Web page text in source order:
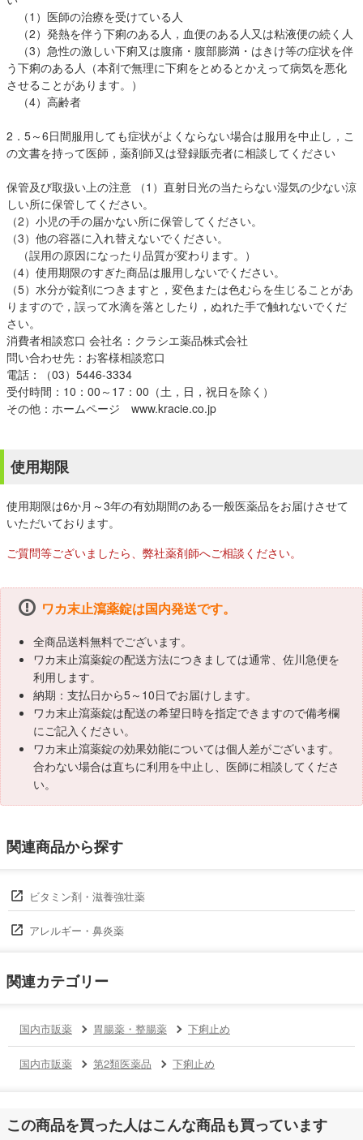
（1）医師の治療を受けている人
（2）発熱を伴う下痢のある人，血便のある人又は粘液便の続く人
（3）急性の激しい下痢又は腹痛・腹部膨満・はきけ等の症状を伴
う下痢のある人（本剤で無理に下痢をとめるとかえって病気を悪化
させることがあります。）
（4）高齢者
2．5～6日間服用しても症状がよくならない場合は服用を中止し，こ
の文書を持って医師，薬剤師又は登録販売者に相談してください
保管及び取扱い上の注意 （1）直射日光の当たらない湿気の少ない涼
しい所に保管してください。
（2）小児の手の届かない所に保管してください。
（3）他の容器に入れ替えないでください。
（誤用の原因になったり品質が変わります。）
（4）使用期限のすぎた商品は服用しないでください。
（5）水分が錠剤につきますと，変色または色むらを生じることがあ
りますので，誤って水滴を落としたり，ぬれた手で触れないでくだ
さい。
消費者相談窓口 会社名：クラシエ薬品株式会社
問い合わせ先：お客様相談窓口
電話：（03）5446-3334
受付時間：10：00～17：00（土，日，祝日を除く）
その他：ホームページ www.kracie.co.jp
使用期限
使用期限は6か月～3年の有効期間のある一般医薬品をお届けさせて
いただいております。
ご質問等ございましたら、弊社薬剤師へご相談ください。
ワカ末止瀉薬錠は国内発送です。
全商品送料無料でございます。
ワカ末止瀉薬錠の配送方法につきましては通常、佐川急便を
利用します。
納期：支払日から5～10日でお届けします。
ワカ末止瀉薬錠は配送の希望日時を指定できますので備考欄
にご記入ください。
ワカ末止瀉薬錠の効果効能については個人差がございます。
合わない場合は直ちに利用を中止し、医師に相談してくださ
い。
関連商品から探す
ビタミン剤・滋養強壮薬
アレルギー・鼻炎薬
関連カテゴリー
国内市販薬 胃腸薬・整腸薬 下痢止め
国内市販薬 第2類医薬品 下痢止め
この商品を買った人はこんな商品も買っています